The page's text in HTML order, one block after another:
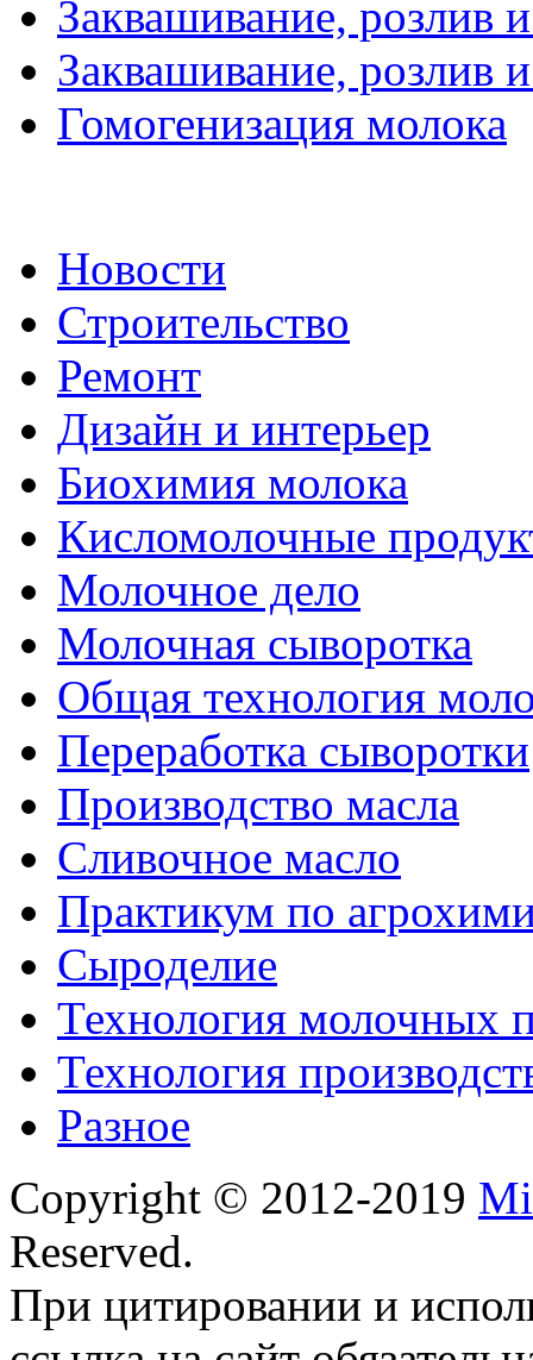
Заквашивание, розлив
Заквашивание, розлив
Гомогенизация молока
Новости
Строительство
Ремонт
Дизайн и интерьер
Биохимия молока
Кисломолочные
Молочное дело
Молочная сыворотка
Общая технология
Переработка сыворотки
Производство масла
Сливочное масло
Практикум по
Сыроделие
Технология молочных
Технология
Разное
Copyright © 2012-2019
Reserved.
При цитировании и